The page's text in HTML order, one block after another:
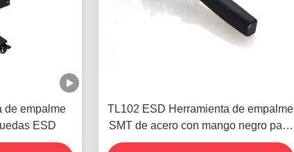
de empalme
ESD
TL102 ESD Herramienta de empalme
SMT de acero con mango negro para
cinta de bobina SMT